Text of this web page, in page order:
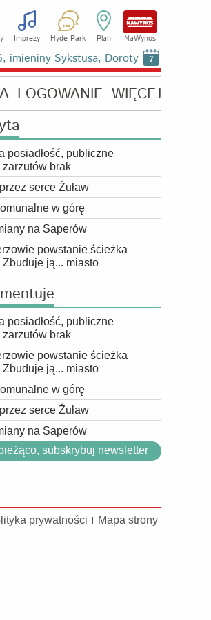
Imprezy Hyde Park Plan NaWynos
imieniny Sykstusa, Doroty 7
LOGOWANIE WIĘCEJ
posiadłość, publiczne
brak
serce Żuław
w górę
na Saperów
powstanie ścieżka
Zbuduje ją... miasto
posiadłość, publiczne
brak
powstanie ścieżka
Zbuduje ją... miasto
w górę
serce Żuław
na Saperów
subskrybuj newsletter
prywatności Mapa strony